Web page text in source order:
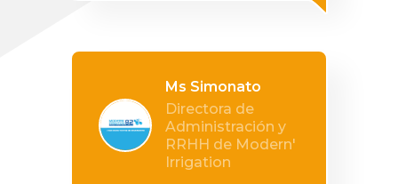
Ms Simonato
Directora de
Administración y
RRHH de Modern'
Irrigation